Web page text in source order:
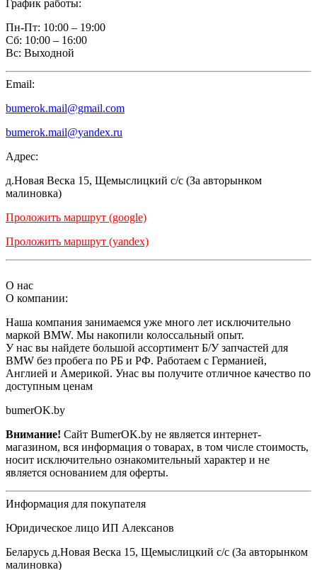
График работы:
Пн-Пт: 10:00 – 19:00
Сб: 10:00 – 16:00
Вс: Выходной
Email:
bumerok.mail@gmail.com
bumerok.mail@yandex.ru
Адрес:
д.Новая Веска 15, Щемыслицкий с/с (За авторынком
малиновка)
Проложить маршрут (google)
Проложить маршрут (yandex)
О нас
О компании:
Наша компания занимаемся уже много лет исключительно
маркой BMW. Мы накопили колоссальный опыт.
У нас вы найдете большой ассортимент Б/У запчастей для
BMW без пробега по РБ и РФ. Работаем с Германией,
Англией и Америкой. Унас вы получите отличное качество по
доступным ценам
bumerOK.by
Внимание! Сайт BumerOK.by не является интернет-
магазином, вся информация о товарах, в том числе стоимость,
носит исключительно ознакомительный характер и не
является основанием для оферты.
Информация для покупателя
Юридическое лицо ИП Алексанов
Беларусь д.Новая Веска 15, Щемыслицкий с/с (За авторынком
малиновка)